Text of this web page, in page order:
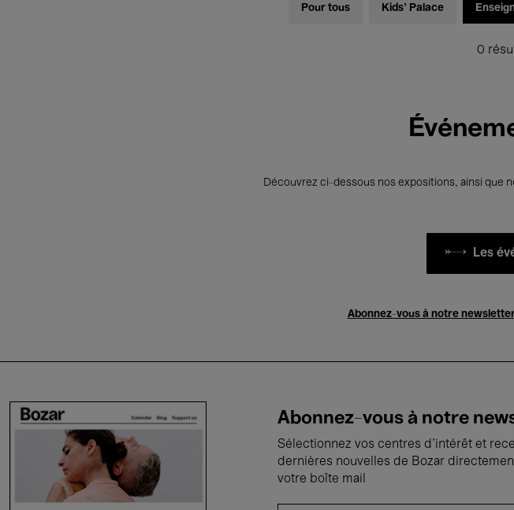
Pour tous Kids’ Palace
0
Découvrez ci-dessous nos expositions, ainsi que
Les
Abonnez-vous à notre
Abonnez-vous à notre
Sélectionnez vos centres d'intérêt et
dernières nouvelles de Bozar
votre boîte mail